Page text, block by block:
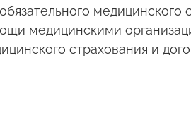
медицинского
медицинскими
страхования и